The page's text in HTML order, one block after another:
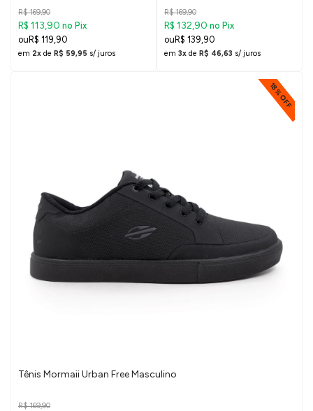
R$ 169,90
R$ 113,90 no Pix
R$ 119,90
em 2x de R$ 59,95 s/ juros
R$ 169,90
R$ 132,90 no Pix
R$ 139,90
em 3x de R$ 46,63 s/ juros
18% OFF
Tênis Mormaii Urban Free Masculino
R$ 169,90